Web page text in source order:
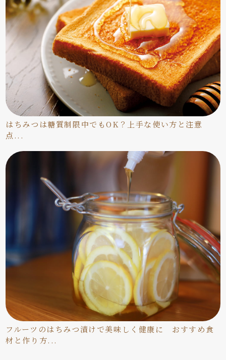
はちみつは糖質制限中でもOK？上手な使い方と注意
点...
フルーツのはちみつ漬けで美味しく健康に おすすめ食
材と作り方...